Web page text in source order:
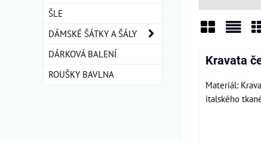
Kravata
Materiál:
italského
ŠLE
DÁMSKÉ ŠÁTKY A ŠÁLY
DÁRKOVÁ BALENÍ
ROUŠKY BAVLNA